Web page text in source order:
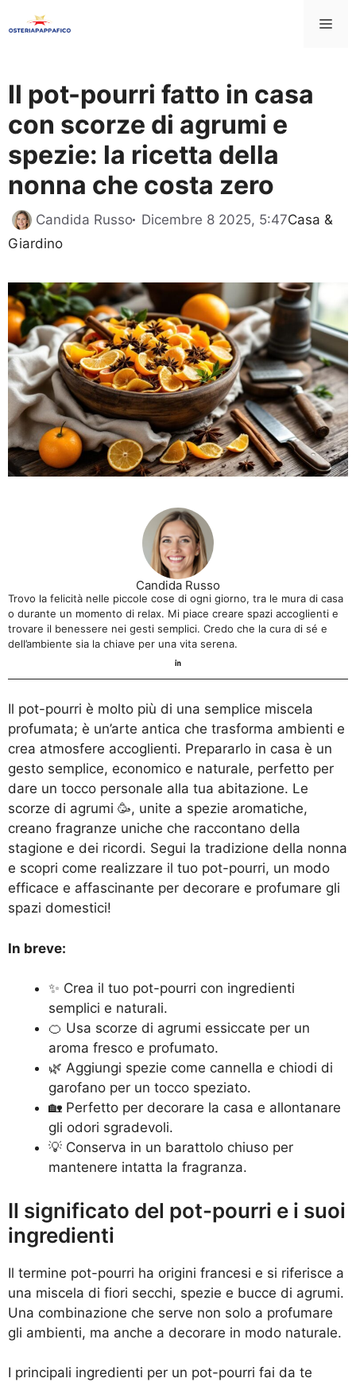
al
Il pot-pourri fatto in casa
con scorze di agrumi e
spezie: la ricetta della
nonna che costa zero
Candida Russo Dicembre 8 2025, 5:47Categorie
Casa &
Giardino
Candida Russo
Trovo la felicità nelle piccole cose di ogni giorno, tra le mura di casa
o durante un momento di relax. Mi piace creare spazi accoglienti e
trovare il benessere nei gesti semplici. Credo che la cura di sé e
dell’ambiente sia la chiave per una vita serena.
Il pot-pourri è molto più di una semplice miscela
profumata; è un’arte antica che trasforma ambienti e
crea atmosfere accoglienti. Prepararlo in casa è un
gesto semplice, economico e naturale, perfetto per
dare un tocco personale alla tua abitazione. Le
scorze di agrumi 🥳, unite a spezie aromatiche,
creano fragranze uniche che raccontano della
stagione e dei ricordi. Segui la tradizione della nonna
e scopri come realizzare il tuo pot-pourri, un modo
efficace e affascinante per decorare e profumare gli
spazi domestici!
In breve:
✨ Crea il tuo pot-pourri con ingredienti
semplici e naturali.
🍊 Usa scorze di agrumi essiccate per un
aroma fresco e profumato.
🌿 Aggiungi spezie come cannella e chiodi di
garofano per un tocco speziato.
🏡 Perfetto per decorare la casa e allontanare
gli odori sgradevoli.
💡 Conserva in un barattolo chiuso per
mantenere intatta la fragranza.
Il significato del pot-pourri e i suoi
ingredienti
Il termine pot-pourri ha origini francesi e si riferisce a
una miscela di fiori secchi, spezie e bucce di agrumi.
Una combinazione che serve non solo a profumare
gli ambienti, ma anche a decorare in modo naturale.
I principali ingredienti per un pot-pourri fai da te